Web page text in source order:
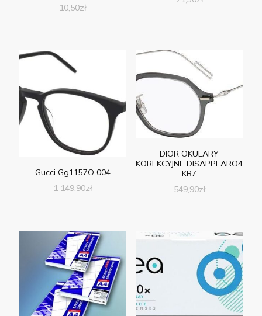
10,50zł
Gucci Gg1157O 004
1 149,90zł
DIOR OKULARY
KOREKCYJNE DISAPPEARO4
KB7
549,90zł